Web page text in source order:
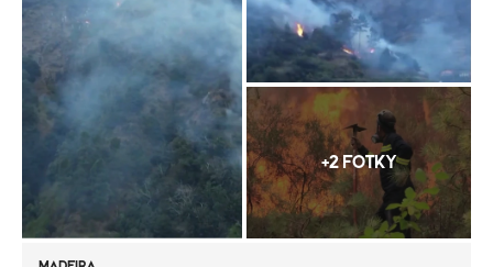
+2 FOTKY